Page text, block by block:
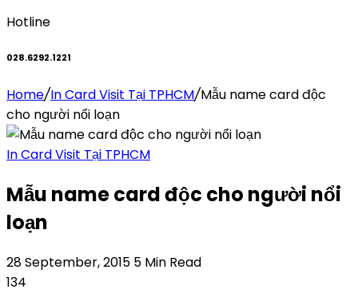
Hotline
028.6292.1221
Home/In Card Visit Tại TPHCM/Mẫu name card độc
cho người nổi loạn
In Card Visit Tại TPHCM
Mẫu name card độc cho người nổi
loạn
28 September, 2015 5 Min Read
134